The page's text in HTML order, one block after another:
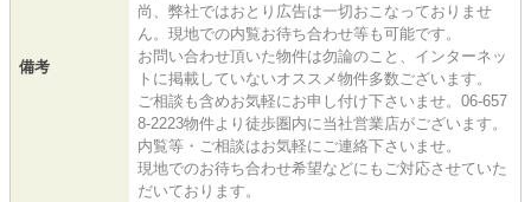
備考
尚、弊社ではおとり広告は一切おこなっておりませ
ん。現地での内覧お待ち合わせ等も可能です。
お問い合わせ頂いた物件は勿論のこと、インターネッ
トに掲載していないオススメ物件多数ございます。
ご相談も含めお気軽にお申し付け下さいませ。06-657
8-2223物件より徒歩圏内に当社営業店がございます。
内覧等・ご相談はお気軽にご連絡下さいませ。
現地でのお待ち合わせ希望などにもご対応させていた
だいております。